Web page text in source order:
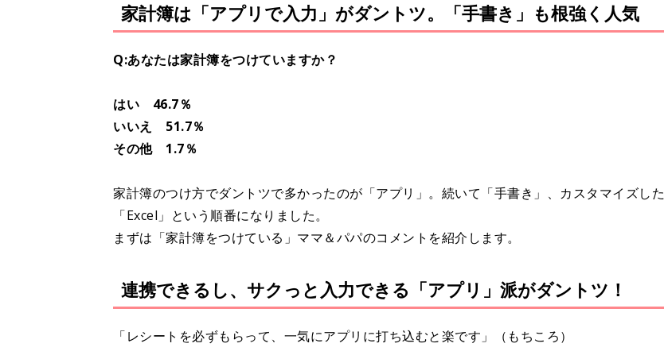
M
u
家計簿は「アプリで入力」がダントツ。「手書き」も根強く人気
Q:あなたは家計簿をつけていますか？
はい 46.7％
いいえ 51.7％
その他 1.7％
家計簿のつけ方でダントツで多かったのが「アプリ」。続いて「手書き」、カスタマイズした
「Excel」という順番になりました。
まずは「家計簿をつけている」ママ＆パパのコメントを紹介します。
連携できるし、サクっと入力できる「アプリ」派がダントツ！
「レシートを必ずもらって、一気にアプリに打ち込むと楽です」（もちころ）